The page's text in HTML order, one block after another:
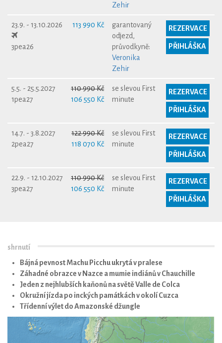
Zehir
23.9. - 13.10.2026
3pea26
113 990 Kč
garantovaný
odjezd,
průvodkyně:
Veronika
Zehir
REZERVACE
PŘIHLÁŠKA
5.5. - 25.5.2027
1pea27
110 990 Kč
106 550 Kč
se slevou First
minute
REZERVACE
PŘIHLÁŠKA
14.7. - 3.8.2027
2pea27
122 990 Kč
118 070 Kč
se slevou First
minute
REZERVACE
PŘIHLÁŠKA
22.9. - 12.10.2027
3pea27
110 990 Kč
106 550 Kč
se slevou First
minute
REZERVACE
PŘIHLÁŠKA
shrnutí
Bájná pevnost Machu Picchu ukrytá v pralese
Záhadné obrazce v Nazce a mumie indiánů v Chauchille
Jeden z nejhlubších kaňonů na světě Valle de Colca
Okružní jízda po inckých památkách v okolí Cuzca
Třídenní výlet do Amazonské džungle